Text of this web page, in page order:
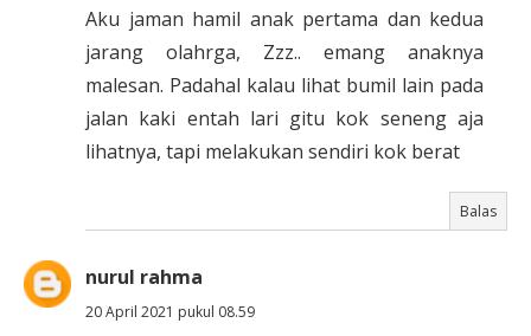
Aku jaman hamil anak pertama dan kedua
jarang olahrga, Zzz.. emang anaknya
malesan. Padahal kalau lihat bumil lain pada
jalan kaki entah lari gitu kok seneng aja
lihatnya, tapi melakukan sendiri kok berat
Balas
nurul rahma
20 April 2021 pukul 08.59